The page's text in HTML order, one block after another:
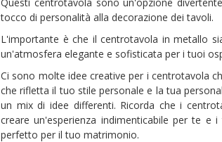
tocco di personalità alla decorazione dei tavoli.
L'importante è che il centrotavola in metallo
un'atmosfera elegante e sofisticata per i tuoi
Ci sono molte idee creative per i centrotavola
che rifletta il tuo stile personale e la tua
un mix di idee differenti. Ricorda che i
creare un'esperienza indimenticabile per te
perfetto per il tuo matrimonio.